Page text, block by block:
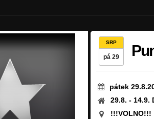
SRP
pá 29
pátek
29.8. - 14.9.
!!!VOLNO!!!